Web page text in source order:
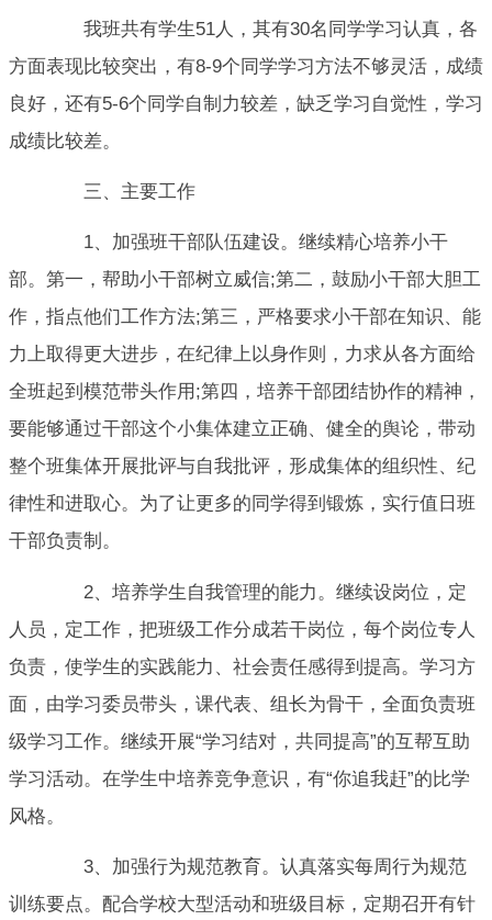
我班共有学生51人，其有30名同学学习认真，各
方面表现比较突出，有8-9个同学学习方法不够灵活，成绩
良好，还有5-6个同学自制力较差，缺乏学习自觉性，学习
成绩比较差。
三、主要工作
1、加强班干部队伍建设。继续精心培养小干
部。第一，帮助小干部树立威信;第二，鼓励小干部大胆工
作，指点他们工作方法;第三，严格要求小干部在知识、能
力上取得更大进步，在纪律上以身作则，力求从各方面给
全班起到模范带头作用;第四，培养干部团结协作的精神，
要能够通过干部这个小集体建立正确、健全的舆论，带动
整个班集体开展批评与自我批评，形成集体的组织性、纪
律性和进取心。为了让更多的同学得到锻炼，实行值日班
干部负责制。
2、培养学生自我管理的能力。继续设岗位，定
人员，定工作，把班级工作分成若干岗位，每个岗位专人
负责，使学生的实践能力、社会责任感得到提高。学习方
面，由学习委员带头，课代表、组长为骨干，全面负责班
级学习工作。继续开展“学习结对，共同提高”的互帮互助
学习活动。在学生中培养竞争意识，有“你追我赶”的比学
风格。
3、加强行为规范教育。认真落实每周行为规范
训练要点。配合学校大型活动和班级目标，定期召开有针